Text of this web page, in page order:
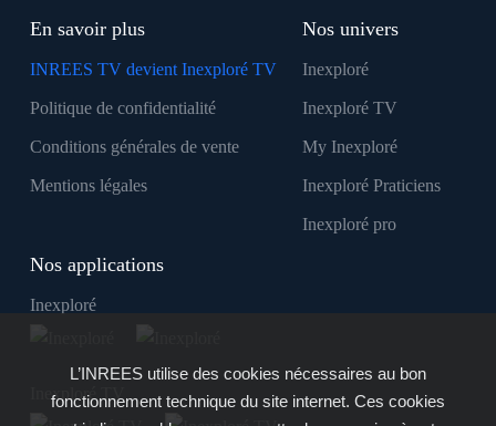
En savoir plus
INREES TV devient Inexploré TV
Politique de confidentialité
Conditions générales de vente
Mentions légales
Nos univers
Inexploré
Inexploré TV
My Inexploré
Inexploré Praticiens
Inexploré pro
Nos applications
Inexploré
Inexploré TV
L’INREES utilise des cookies nécessaires au bon
fonctionnement technique du site internet. Ces cookies